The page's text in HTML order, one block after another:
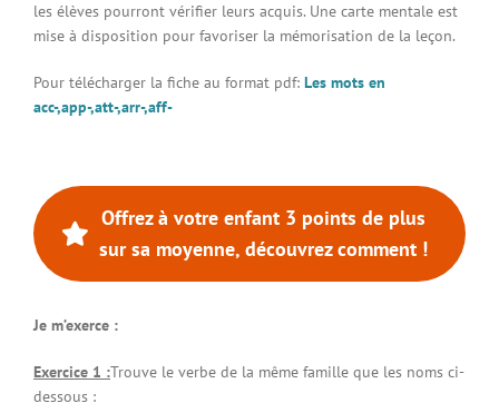
les élèves pourront vérifier leurs acquis. Une carte mentale est
mise à disposition pour favoriser la mémorisation de la leçon.
Pour télécharger la fiche au format pdf: Les mots en
acc-,app-,att-,arr-,aff-
Offrez à votre enfant 3 points de plus
sur sa moyenne, découvrez comment !
Je m’exerce :
Exercice 1 :Trouve le verbe de la même famille que les noms ci-
dessous :